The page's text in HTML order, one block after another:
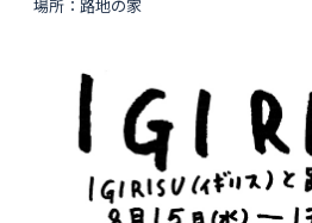
場所：路地の家